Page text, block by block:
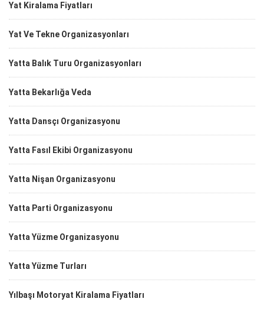
Yat Kiralama Fiyatları
Yat Ve Tekne Organizasyonları
Yatta Balık Turu Organizasyonları
Yatta Bekarlığa Veda
Yatta Dansçı Organizasyonu
Yatta Fasıl Ekibi Organizasyonu
Yatta Nişan Organizasyonu
Yatta Parti Organizasyonu
Yatta Yüzme Organizasyonu
Yatta Yüzme Turları
Yılbaşı Motoryat Kiralama Fiyatları